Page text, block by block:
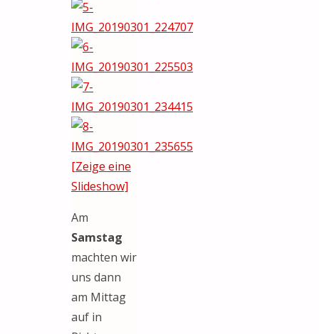
[Zeige eine
Slideshow]
Am
Samstag
machten wir
uns dann
am Mittag
auf in